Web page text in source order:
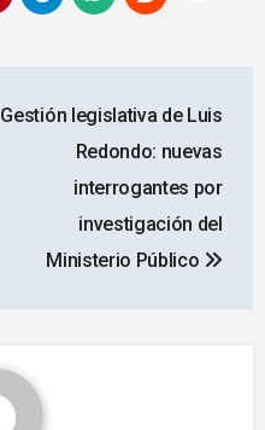
Gestión legislativa de Luis
Redondo: nuevas
interrogantes por
investigación del
Ministerio Público